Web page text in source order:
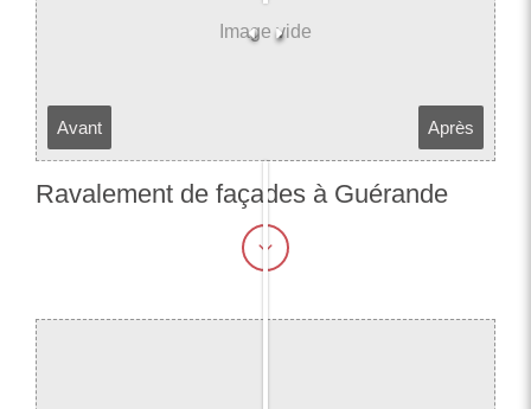
Avant Après
Ravalement de façades à Guérande​​​​​​​